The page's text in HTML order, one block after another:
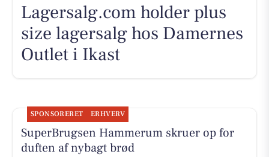
Lagersalg.com holder plus
size lagersalg hos Damernes
Outlet i Ikast
SPONSORERET ERHVERV
SuperBrugsen Hammerum skruer op for
duften af nybagt brød